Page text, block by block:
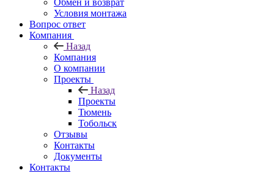
Обмен и возврат
Условия монтажа
Вопрос ответ
Компания
Назад
Компания
О компании
Проекты
Назад
Проекты
Тюмень
Тобольск
Отзывы
Контакты
Документы
Контакты